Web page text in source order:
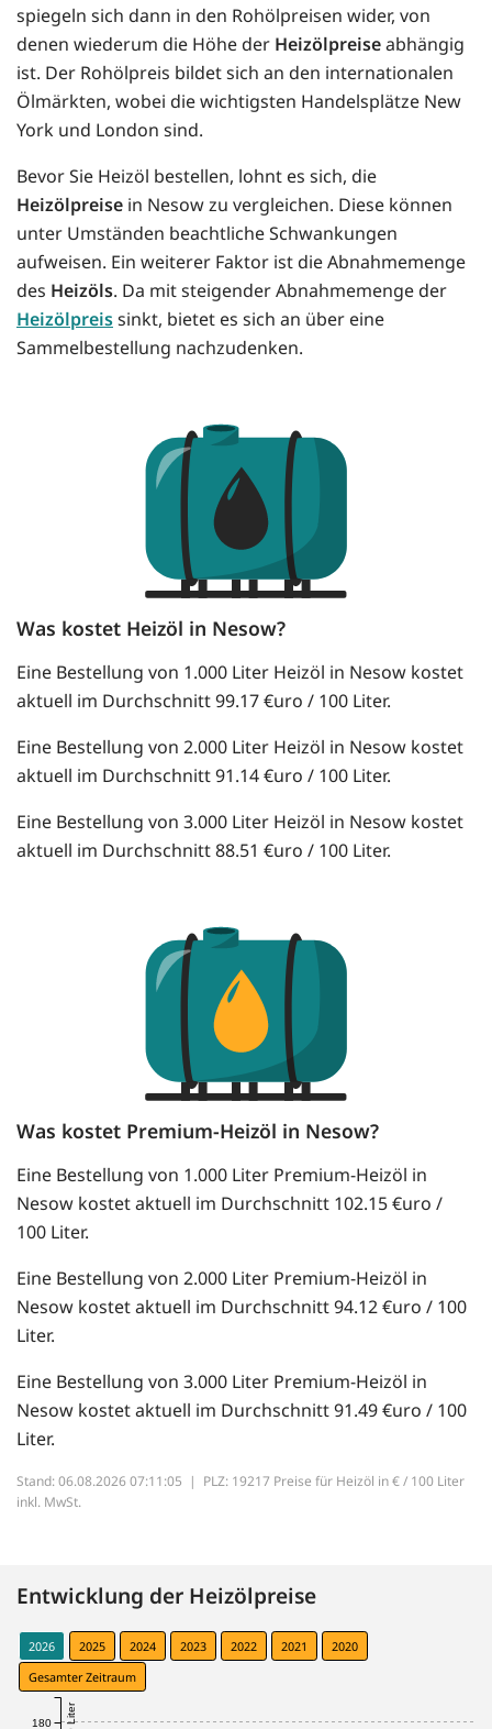
spiegeln sich dann in den Rohölpreisen wider, von
denen wiederum die Höhe der Heizölpreiseabhängig
ist. Der Rohölpreis bildet sich an den internationalen
Ölmärkten, wobei die wichtigsten Handelsplätze New
York und London sind.
Bevor Sie Heizöl bestellen, lohnt es sich, die
Heizölpreise in Nesow zu vergleichen. Diese können
unter Umständen beachtliche Schwankungen
aufweisen. Ein weiterer Faktor ist die Abnahmemenge
des Heizöls. Da mit steigender Abnahmemenge der
Heizölpreissinkt, bietet es sich an über eine
Sammelbestellung nachzudenken.
Was kostet Heizöl in Nesow?
Eine Bestellung von 1.000 Liter Heizöl in Nesow kostet
aktuell im Durchschnitt 99.17 €uro / 100 Liter.
Eine Bestellung von 2.000 Liter Heizöl in Nesow kostet
aktuell im Durchschnitt 91.14 €uro / 100 Liter.
Eine Bestellung von 3.000 Liter Heizöl in Nesow kostet
aktuell im Durchschnitt 88.51 €uro / 100 Liter.
Was kostet Premium-Heizöl in Nesow?
Eine Bestellung von 1.000 Liter Premium-Heizöl in
Nesow kostet aktuell im Durchschnitt 102.15 €uro /
100 Liter.
Eine Bestellung von 2.000 Liter Premium-Heizöl in
Nesow kostet aktuell im Durchschnitt 94.12 €uro / 100
Liter.
Eine Bestellung von 3.000 Liter Premium-Heizöl in
Nesow kostet aktuell im Durchschnitt 91.49 €uro / 100
Liter.
Stand: 06.08.2026 07:11:05 | PLZ: 19217 Preise für Heizöl in € / 100 Liter
inkl. MwSt.
Entwicklung der Heizölpreise
2026 2025 2024 2023 2022 2021
2020
Gesamter Zeitraum
180